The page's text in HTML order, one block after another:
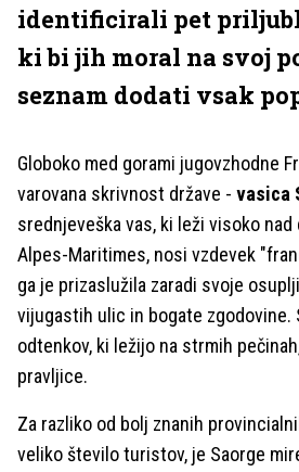
identificirali pet
ki bi jih moral na svoj
seznam dodati vsak
Globoko med gorami jugovzhodne
varovana skrivnost države - vasica
srednjeveška vas, ki leži visoko nad
Alpes-Maritimes, nosi vzdevek
ga je prizaslužila zaradi svoje
vijugastih ulic in bogate zgodovine.
odtenkov, ki ležijo na strmih
pravljice.
Za razliko od bolj znanih
veliko število turistov, je Saorge